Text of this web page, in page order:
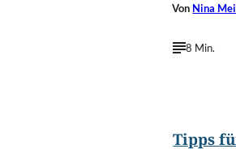
Von Nina
8 Min.
Tipps